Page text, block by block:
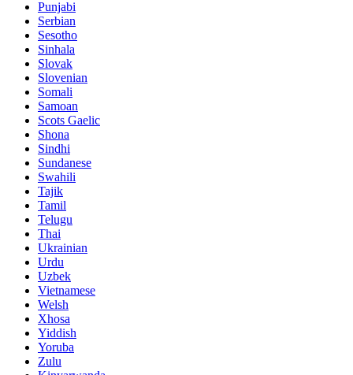
Punjabi
Serbian
Sesotho
Sinhala
Slovak
Slovenian
Somali
Samoan
Scots Gaelic
Shona
Sindhi
Sundanese
Swahili
Tajik
Tamil
Telugu
Thai
Ukrainian
Urdu
Uzbek
Vietnamese
Welsh
Xhosa
Yiddish
Yoruba
Zulu